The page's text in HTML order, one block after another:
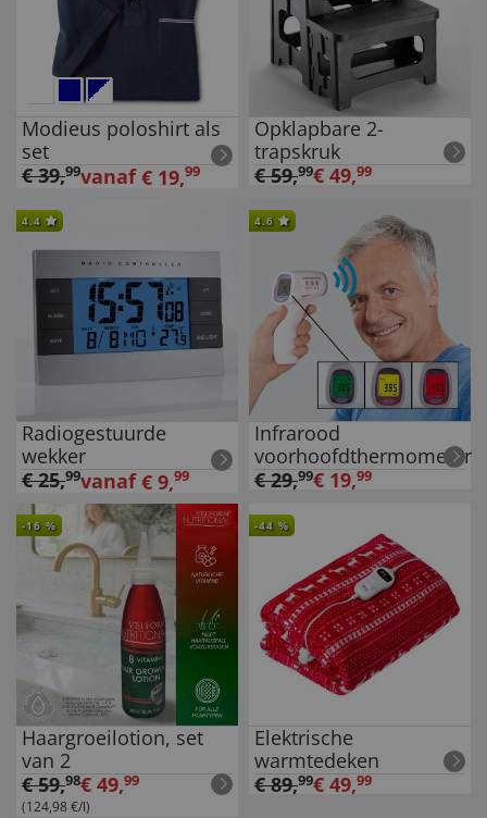
Modieus poloshirt als
set
€39,99vanaf € 19,99
Opklapbare 2-
trapskruk
€59,99€ 49,99
4.4
Radiogestuurde
wekker
€25,99vanaf € 9,99
4.6
Infrarood
voorhoofdthermometer
€29,99€ 19,99
-16 %
Haargroeilotion, set
van 2
€59,98€ 49,99
(124,98 €/l)
-44 %
Elektrische
warmtedeken
€89,99€ 49,99